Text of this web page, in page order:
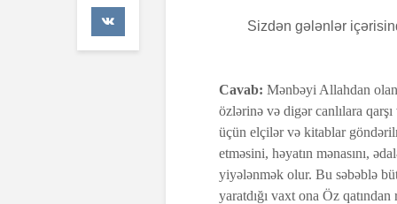
Sizdən gələnlər
Cavab: Mənbəyi Allahdan
özlərinə və digər canlılara
üçün elçilər və kitablar
etməsini, həyatın mənasını,
yiyələnmək olur. Bu səbəblə
yaratdığı vaxt ona Öz
379 Baxış
dini öyrənə
8 May 2024
Bizim üçün,
verdiyi
önəmlidir.